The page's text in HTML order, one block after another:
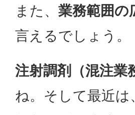
また、 業務範囲の
言えるでしょう。
注射調剤（混注業
ね。そして最近は